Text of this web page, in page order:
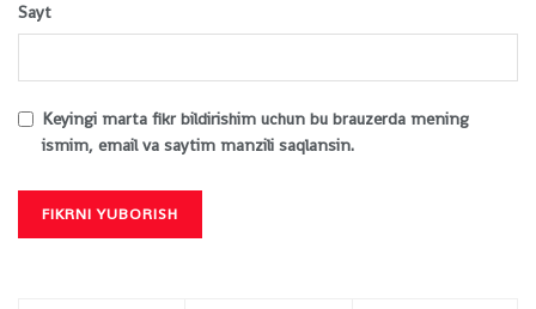
Sayt
Keyingi marta fikr bildirishim uchun bu brauzerda mening
ismim, email va saytim manzili saqlansin.